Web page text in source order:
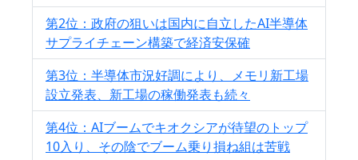
第2位：政府の狙いは国内に自立したAI半導体
サプライチェーン構築で経済安保確
第3位：半導体市況好調により、メモリ新工場
設立発表、新工場の稼働発表も続々
第4位：AIブームでキオクシアが待望のトップ
10入り、その陰でブーム乗り損ね組は苦戦